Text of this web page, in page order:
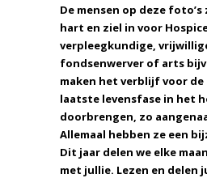
De mensen op deze
hart en ziel in voor
verpleegkundige,
fondsenwerver of arts
maken het verblijf voor
laatste levensfase in het
doorbrengen, zo
Allemaal hebben ze een
Dit jaar delen we elke
met jullie. Lezen en delen